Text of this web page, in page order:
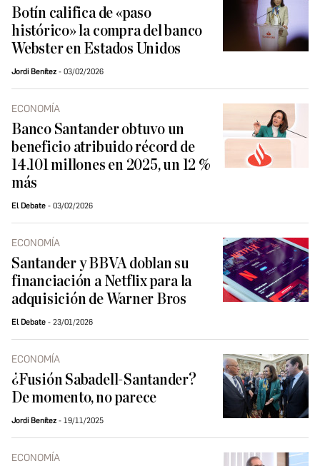
Botín califica de «paso
histórico» la compra del banco
Webster en Estados Unidos
Jordi Benítez 03/02/2026
ECONOMÍA
Banco Santander obtuvo un
beneficio atribuido récord de
14.101 millones en 2025, un 12 %
más
El Debate 03/02/2026
ECONOMÍA
Santander y BBVA doblan su
financiación a Netflix para la
adquisición de Warner Bros
El Debate 23/01/2026
ECONOMÍA
¿Fusión Sabadell-Santander?
De momento, no parece
Jordi Benítez 19/11/2025
ECONOMÍA